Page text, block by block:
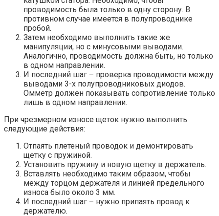
проводимость была только в одну сторону. В
противном случае имеется в полупроводнике
пробой.
Затем необходимо выполнить такие же
манипуляции, но с минусовыми выводами.
Аналогично, проводимость должна быть, но только
в одном направлении.
И последний шаг – проверка проводимости между
выводами 3-х полупроводниковых диодов.
Омметр должен показывать сопротивление только
лишь в одном направлении.
При чрезмерном износе щеток нужно выполнить
следующие действия:
Отпаять плетеный проводок и демонтировать
щетку с пружиной.
Установить пружину и новую щетку в держатель.
Вставлять необходимо таким образом, чтобы
между торцом держателя и линией предельного
износа было около 3 мм.
И последний шаг – нужно припаять провод к
держателю.